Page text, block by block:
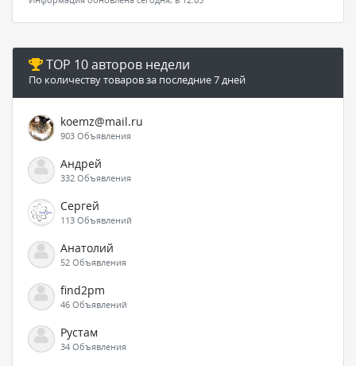
TOP 10 авторов недели
По количеству товаров за последние 7 дней
koemz@mail.ru
903 Объявления
Андрей
332 Объявления
Сергей
113 Объявлений
Анатолий
52 Объявления
find2pm
46 Объявлений
Рустам
34 Объявления